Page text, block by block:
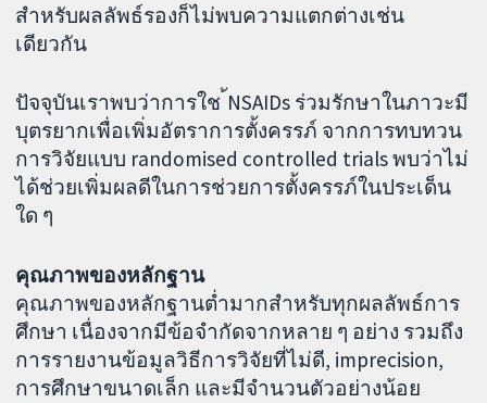
สำหรับผลลัพธ์รองก็ไม่พบความแตกต่างเช่น
เดียวกัน
ปัจจุบันเราพบว่าการใช ้NSAIDs ร่วมรักษาในภาวะมี
บุตรยากเพื่อเพิ่มอัตราการตั้งครรภ์ จากการทบทวน
การวิจัยแบบ randomised controlled trials พบว่าไม่
ได้ช่วยเพิ่มผลดีในการช่วยการตั้งครรภ์ในประเด็น
ใด ๆ
คุณภาพของหลักฐาน
คุณภาพของหลักฐานต่ำมากสำหรับทุกผลลัพธ์การ
ศึกษา เนื่องจากมีข้อจำกัดจากหลาย ๆ อย่าง รวมถึง
การรายงานข้อมูลวิธีการวิจัยที่ไม่ดี, imprecision,
การศึกษาขนาดเล็ก และมีจำนวนตัวอย่างน้อย